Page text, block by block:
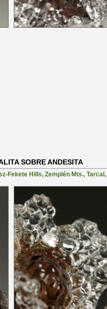
SOBRE ANDESITA
Fekete Hills, Zemplén Mts., Tarcal,